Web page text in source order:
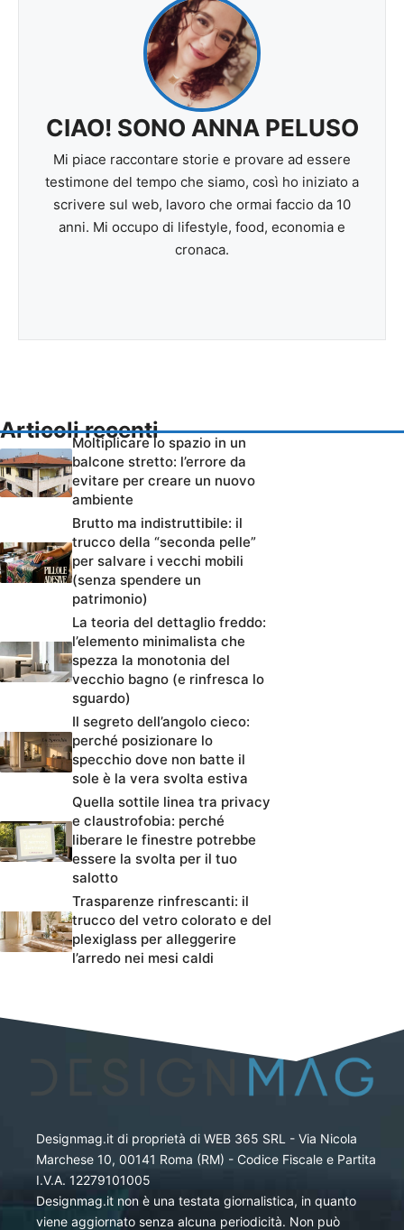
CIAO! SONO ANNA PELUSO
Mi piace raccontare storie e provare ad essere
testimone del tempo che siamo, così ho iniziato a
scrivere sul web, lavoro che ormai faccio da 10
anni. Mi occupo di lifestyle, food, economia e
cronaca.
Articoli recenti
Moltiplicare lo spazio in un
balcone stretto: l’errore da
evitare per creare un nuovo
ambiente
Brutto ma indistruttibile: il
trucco della “seconda pelle”
per salvare i vecchi mobili
(senza spendere un
patrimonio)
La teoria del dettaglio freddo:
l’elemento minimalista che
spezza la monotonia del
vecchio bagno (e rinfresca lo
sguardo)
Il segreto dell’angolo cieco:
perché posizionare lo
specchio dove non batte il
sole è la vera svolta estiva
Quella sottile linea tra privacy
e claustrofobia: perché
liberare le finestre potrebbe
essere la svolta per il tuo
salotto
Trasparenze rinfrescanti: il
trucco del vetro colorato e del
plexiglass per alleggerire
l’arredo nei mesi caldi
Designmag.it di proprietà di WEB 365 SRL - Via Nicola
Marchese 10, 00141 Roma (RM) - Codice Fiscale e Partita
I.V.A. 12279101005
Designmag.it non è una testata giornalistica, in quanto
viene aggiornato senza alcuna periodicità. Non può